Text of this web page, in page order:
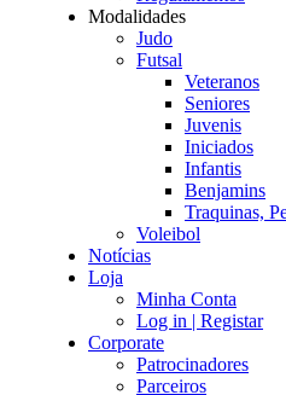
Modalidades
Judo
Futsal
Veteranos
Seniores
Juvenis
Iniciados
Infantis
Benjamins
Traquinas,
Voleibol
Notícias
Loja
Minha Conta
Log in | Registar
Corporate
Patrocinadores
Parceiros